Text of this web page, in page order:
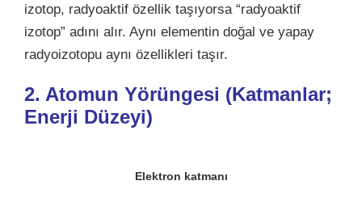
izotop, radyoaktif özellik taşıyorsa “radyoaktif
izotop” adını alır. Aynı elementin doğal ve yapay
radyoizotopu aynı özellikleri taşır.
2. Atomun Yörüngesi (Katmanlar;
Enerji Düzeyi)
Elektron katmanı